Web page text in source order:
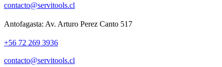
contacto@servitools.cl
Antofagasta: Av. Arturo Perez Canto 517
+56 72 269 3936
contacto@servitools.cl